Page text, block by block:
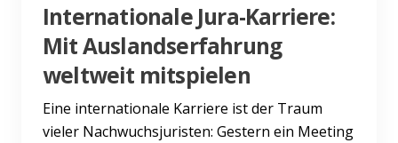
Internationale Jura-Karriere:
Mit Auslandserfahrung
weltweit mitspielen
Eine internationale Karriere ist der Traum
vieler Nachwuchsjuristen: Gestern ein Meeting